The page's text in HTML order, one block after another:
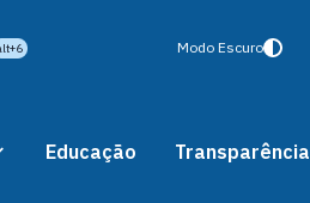
Modo Escuro
Educação Transparência